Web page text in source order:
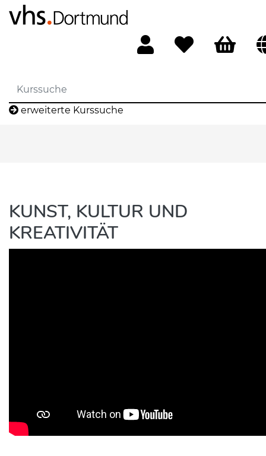
erweiterte Kurssuche
KUNST, KULTUR UND
KREATIVITÄT